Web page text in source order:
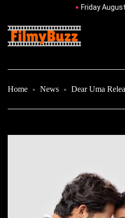
Friday
Home News Dear Uma